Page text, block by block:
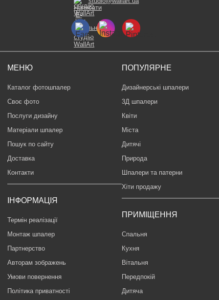
МЕНЮ
Каталог фотошпалер
Своє фото
Послуги дизайну
Матеріали шпалер
Пошук по сайту
Доставка
Контакти
ІНФОРМАЦІЯ
Термін реалізації
Монтаж шпалер
Партнерство
Авторам зображень
Умови повернення
Політика приватності
ПОПУЛЯРНЕ
Дизайнерські шпалери
3Д шпалери
Квіти
Міста
Дитячі
Природа
Шпалери та патерни
Хіти продажу
ПРИМІЩЕННЯ
Спальня
Кухня
Вітальня
Передпокій
Дитяча